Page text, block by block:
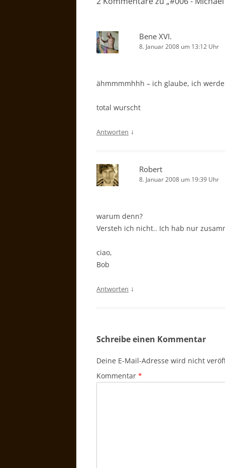
Bene XVI.
8. Januar 2008 um 13:12 Uhr
ähmmmmhhh – ich glaube, ich
total wurscht
Antworten ↓
Robert
8. Januar 2008 um 19:39 Uhr
warum denn?
Versteh ich nicht.. Ich hab nur
ciao,
Bob
Antworten ↓
Schreibe einen Kommentar
Deine E-Mail-Adresse wird nicht
Kommentar *